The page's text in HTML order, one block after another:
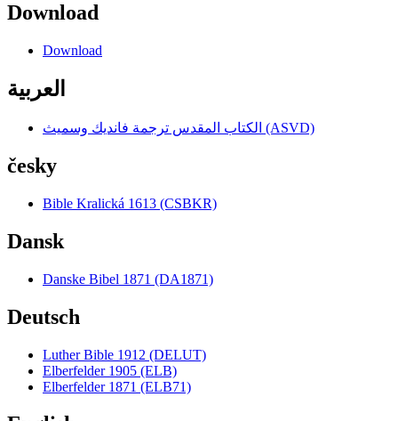
Download
Download
العربية
الكتاب المقدس ترجمة فانديك وسميث (ASVD)
česky
Bible Kralická 1613 (CSBKR)
Dansk
Danske Bibel 1871 (DA1871)
Deutsch
Luther Bible 1912 (DELUT)
Elberfelder 1905 (ELB)
Elberfelder 1871 (ELB71)